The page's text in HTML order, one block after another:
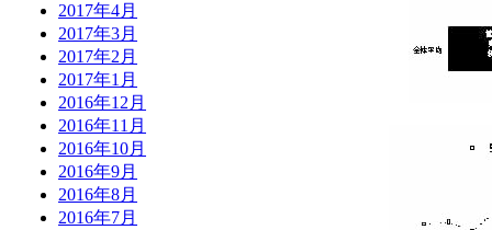
2017年4月
2017年3月
2017年2月
2017年1月
2016年12月
2016年11月
2016年10月
2016年9月
2016年8月
2016年7月